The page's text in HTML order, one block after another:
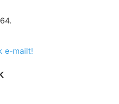
e-mailt!